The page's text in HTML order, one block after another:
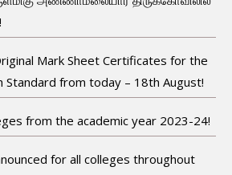
Mark Sheet Certificates for the
from today – 18th August!
from the academic year 2023-24!
for all colleges throughout